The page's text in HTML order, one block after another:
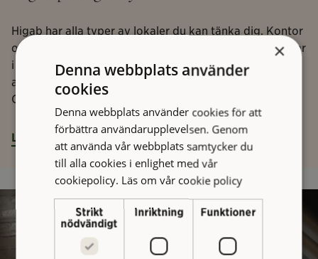
Higab har alla typer av lokaler du kan tänka dig. Kontor
och coworking i historiska och moderna miljöer. Ateljéer
i kulturhus. Butiker och restauranger på centrala
adresser. Idrotts- och föreningslokaler runt om i staden.
Och små och stora verkstäder och lager.
Lediga lokaler
×
Denna webbplats använder
cookies
Denna webbplats använder cookies för att
förbättra användarupplevelsen. Genom
att använda vår webbplats samtycker du
till alla cookies i enlighet med vår
cookiepolicy. Läs om vår cookie policy
Strikt
nödvändigt
Inriktning Funktioner